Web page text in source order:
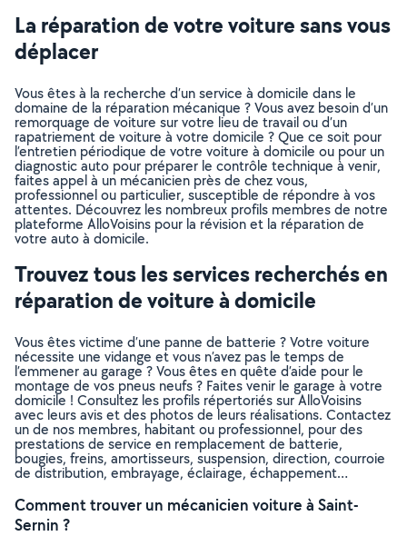
La réparation de votre voiture sans vous
déplacer
Vous êtes à la recherche d’un service à domicile dans le
domaine de la réparation mécanique ? Vous avez besoin d’un
remorquage de voiture sur votre lieu de travail ou d’un
rapatriement de voiture à votre domicile ? Que ce soit pour
l’entretien périodique de votre voiture à domicile ou pour un
diagnostic auto pour préparer le contrôle technique à venir,
faites appel à un mécanicien près de chez vous,
professionnel ou particulier, susceptible de répondre à vos
attentes. Découvrez les nombreux profils membres de notre
plateforme AlloVoisins pour la révision et la réparation de
votre auto à domicile.
Trouvez tous les services recherchés en
réparation de voiture à domicile
Vous êtes victime d’une panne de batterie ? Votre voiture
nécessite une vidange et vous n’avez pas le temps de
l’emmener au garage ? Vous êtes en quête d’aide pour le
montage de vos pneus neufs ? Faites venir le garage à votre
domicile ! Consultez les profils répertoriés sur AlloVoisins
avec leurs avis et des photos de leurs réalisations. Contactez
un de nos membres, habitant ou professionnel, pour des
prestations de service en remplacement de batterie,
bougies, freins, amortisseurs, suspension, direction, courroie
de distribution, embrayage, éclairage, échappement…
Comment trouver un mécanicien voiture à Saint-
Sernin ?